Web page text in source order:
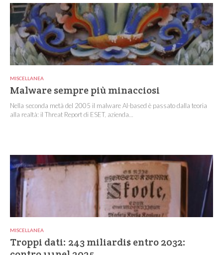
MISCELLANEA
Malware sempre più minacciosi
Nella seconda metà del 2005 il malware AI-based è passato dalla teoria
alla realtà: il Threat Report di ESET, azienda...
MISCELLANEA
Troppi dati: 243 miliardi$ entro 2032: